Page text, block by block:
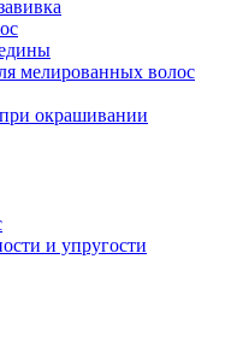
мелированных волос
окрашивании
и упругости